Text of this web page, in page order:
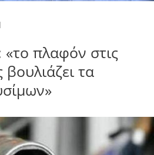
I
πλαφόν στις
βουλιάζει τα